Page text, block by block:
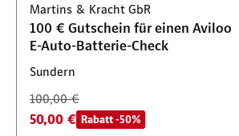
Martins & Kracht GbR
100 € Gutschein für einen Aviloo
E-Auto-Batterie-Check
Sundern
100,00 €
50,00 € Rabatt -50%